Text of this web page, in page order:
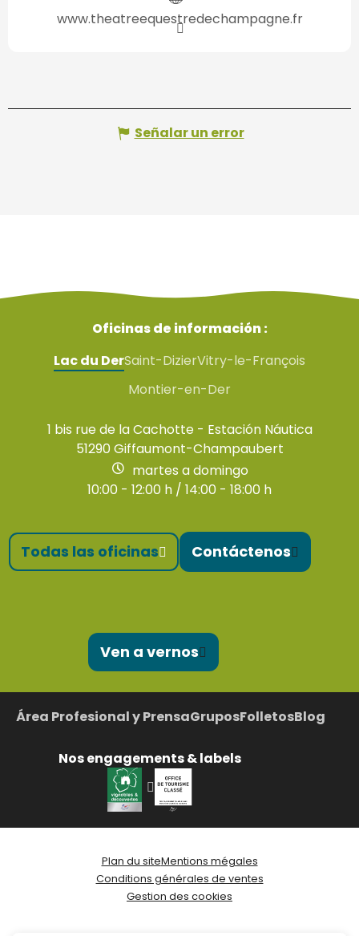
www.theatreequestredechampagne.fr
Señalar un error
Oficinas de información :
Lac du DerSaint-DizierVitry-le-François
Montier-en-Der
1 bis rue de la Cachotte - Estación Náutica
51290 Giffaumont-Champaubert
martes a domingo
10:00 - 12:00 h / 14:00 - 18:00 h
Todas las oficinas Contáctenos
Ven a vernos
Área Profesional y PrensaGruposFolletosBlog
Nos engagements & labels
Plan du siteMentions mégales
Conditions générales de ventes
Gestion des cookies